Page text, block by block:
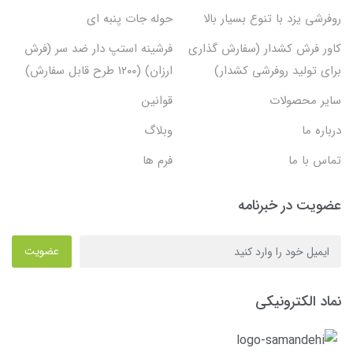
روفرشی یزد با تنوع بسیار بالا
حوله جات پنبه ای
کاور فرش کشدار (سفارش گذاری
برای تولید روفرشی کشدار)
فرشینه استپ دار ضد سر (فرش
ارزان) (۱۲۰۰ طرح قابل سفارش)
سایر محصولات
قوانین
درباره ما
وبلاگ
تماس با ما
فرم ها
عضویت در خبرنامه
عضویت
نماد الکترونیکی